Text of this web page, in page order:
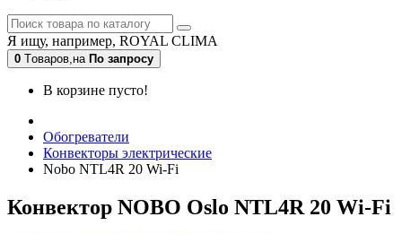
Я ищу, например, ROYAL CLIMA
0 Tоваров,на По запросу
В корзине пусто!
Обогреватели
Конвекторы электрические
Nobo NTL4R 20 Wi-Fi
Конвектор NOBO Oslo NTL4R 20 Wi-Fi